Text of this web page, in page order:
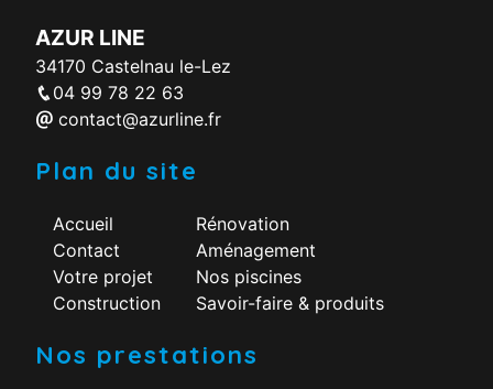
AZUR LINE
34170 Castelnau le-Lez
04 99 78 22 63
contact@azurline.fr
Plan du site
Accueil
Contact
Votre projet
Construction
Rénovation
Aménagement
Nos piscines
Savoir-faire & produits
Nos prestations